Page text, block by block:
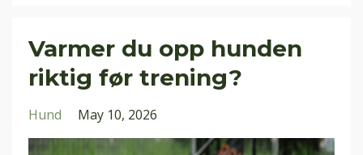
Varmer du opp hunden
riktig før trening?
Hund May 10, 2026